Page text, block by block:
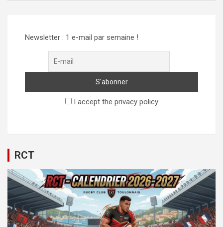
Newsletter : 1 e-mail par semaine !
I accept the privacy policy
RCT